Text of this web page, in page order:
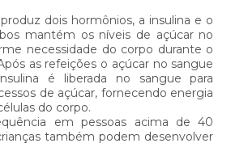
dois hormônios, a insulina e o
mantém os níveis de açúcar no
necessidade do corpo durante o
as refeições o açúcar no sangue
é liberada no sangue para
de açúcar, fornecendo energia
do corpo.
em pessoas acima de 40
também podem desenvolver